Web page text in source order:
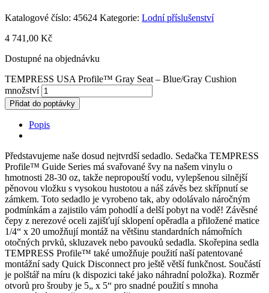
Katalogové číslo: 45624 Kategorie: Lodní příslušenství
4 741,00 Kč
Dostupné na objednávku
TEMPRESS USA Profile™ Gray Seat – Blue/Gray Cushion
množství
Přidat do poptávky
Popis
Představujeme naše dosud nejtvrdší sedadlo. Sedačka TEMPRESS
Profile™ Guide Series má svařované švy na našem vinylu o
hmotnosti 28-30 oz, takže nepropouští vodu, vylepšenou silnější
pěnovou vložku s vysokou hustotou a náš závěs bez skřípnutí se
zámkem. Toto sedadlo je vyrobeno tak, aby odolávalo náročným
podmínkám a zajistilo vám pohodlí a delší pobyt na vodě! Závěsné
čepy z nerezové oceli zajišťují sklopení opěradla a přiložené matice
1/4“ x 20 umožňují montáž na většinu standardních námořních
otočných prvků, skluzavek nebo pavouků sedadla. Skořepina sedla
TEMPRESS Profile™ také umožňuje použití naší patentované
montážní sady Quick Disconnect pro ještě větší funkčnost. Součástí
je polštář na míru (k dispozici také jako náhradní položka). Rozměr
otvorů pro šrouby je 5„ x 5“ pro snadné použití s mnoha